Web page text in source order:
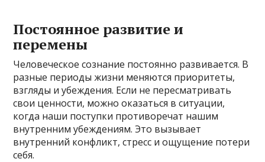
Постоянное развитие и
перемены
Человеческое сознание постоянно развивается. В
разные периоды жизни меняются приоритеты,
взгляды и убеждения. Если не пересматривать
свои ценности, можно оказаться в ситуации,
когда наши поступки противоречат нашим
внутренним убеждениям. Это вызывает
внутренний конфликт, стресс и ощущение потери
себя.